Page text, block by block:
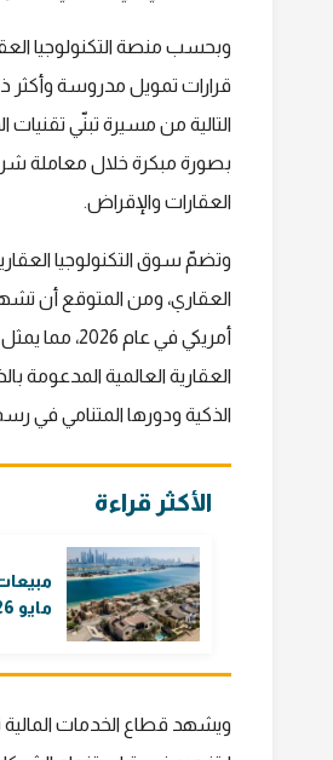
قرارات تمويل مدروسة وأكثر
التالية من مسيرة تبنّي
بصورة مبكرة خلال معاملة
العقارات والإقراض.
وتضمّ سوق التكنولوجيا
الذكية ودورها المتنامي في
الأكثر قراءة
مايو 2026.. دليلك الشامل بالأرقام
ويشهد قطاع الخدمات